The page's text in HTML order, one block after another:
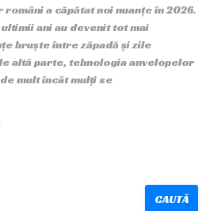
a căpătat noi nuanțe în 2026.
ani au devenit tot mai
bruște între zăpadă și zile
altă parte, tehnologia anvelopelor
mult încât mulți se
CAUTĂ